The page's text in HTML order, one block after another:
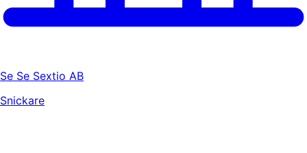
Se Se Sextio AB
Snickare